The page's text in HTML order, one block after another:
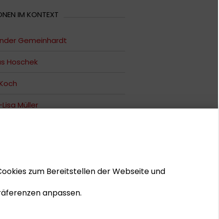
IM KONTEXT
Gemeinhardt
Hoschek
Müller
zum Bereitstellen der Webseite und
anpassen.